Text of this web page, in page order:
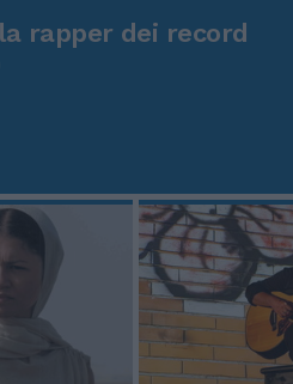
rapper dei record